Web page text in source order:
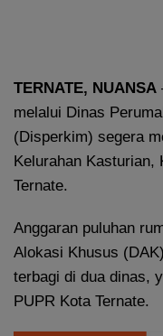
TERNATE, NUANSA
melalui Dinas
(Disperkim) segera
Kelurahan Kasturian,
Ternate.
Anggaran puluhan
Alokasi Khusus
terbagi di dua dinas,
PUPR Kota Ternate.